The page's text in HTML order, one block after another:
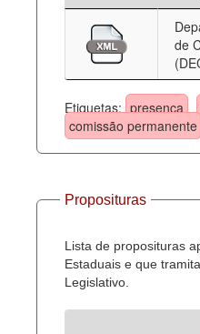
de
Etiquetas: presença
comissão permanente
Proposituras
Lista de proposituras
Estaduais e que
Legislativo.